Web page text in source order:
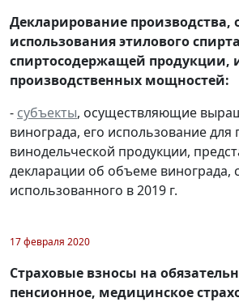
Декларирование производства,
использования этилового
спиртосодержащей продукции,
производственных мощностей:
- субъекты, осуществляющие
винограда, его использование для
винодельческой продукции,
декларации об объеме винограда,
использованного в 2019 г.
17 февраля 2020
Страховые взносы на
пенсионное, медицинское